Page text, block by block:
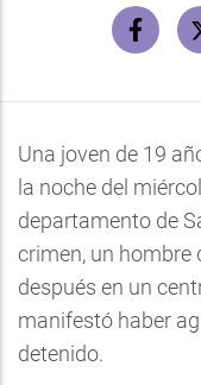
Una joven de 19
la noche del
departamento de
crimen, un hombre
después en un
manifestó haber
detenido.